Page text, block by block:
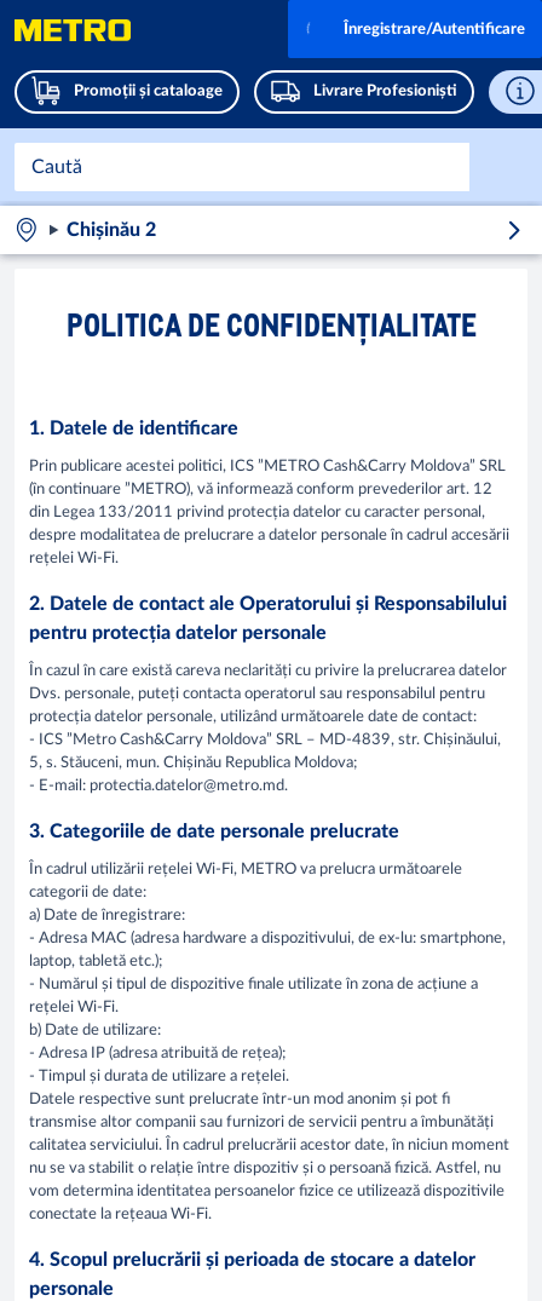
Promoții și cataloage Livrare Profesioniști
Înregistrare/Autentificare
Chișinău 2
POLITICA DE CONFIDENȚIALITATE
1. Datele de identificare
Prin publicare acestei politici, ICS ”METRO Cash&Carry Moldova” SRL
(în continuare ”METRO), vă informează conform prevederilor art. 12
din Legea 133/2011 privind protecția datelor cu caracter personal,
despre modalitatea de prelucrare a datelor personale în cadrul accesării
rețelei Wi-Fi.
2. Datele de contact ale Operatorului și Responsabilului
pentru protecția datelor personale
În cazul în care există careva neclarități cu privire la prelucrarea datelor
Dvs. personale, puteți contacta operatorul sau responsabilul pentru
protecția datelor personale, utilizând următoarele date de contact:
- ICS ”Metro Cash&Carry Moldova” SRL – MD-4839, str. Chișinăului,
5, s. Stăuceni, mun. Chișinău Republica Moldova;
- E-mail: protectia.datelor@metro.md.
3. Categoriile de date personale prelucrate
În cadrul utilizării rețelei Wi-Fi, METRO va prelucra următoarele
categorii de date:
a) Date de înregistrare:
- Adresa MAC (adresa hardware a dispozitivului, de ex-lu: smartphone,
laptop, tabletă etc.);
- Numărul și tipul de dispozitive finale utilizate în zona de acțiune a
rețelei Wi-Fi.
b) Date de utilizare:
- Adresa IP (adresa atribuită de rețea);
- Timpul și durata de utilizare a rețelei.
Datele respective sunt prelucrate într-un mod anonim și pot fi
transmise altor companii sau furnizori de servicii pentru a îmbunătăți
calitatea serviciului. În cadrul prelucrării acestor date, în niciun moment
nu se va stabilit o relație între dispozitiv și o persoană fizică. Astfel, nu
vom determina identitatea persoanelor fizice ce utilizează dispozitivile
conectate la rețeaua Wi-Fi.
4. Scopul prelucrării și perioada de stocare a datelor
personale